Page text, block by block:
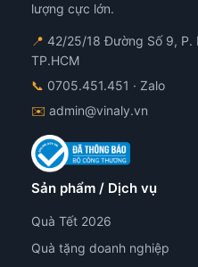
lượng cực lớn.
📍 42/25/18 Đường Số 9, P.
TP.HCM
📞 0705.451.451 · Zalo
✉️ admin@vinaly.vn
Sản phẩm / Dịch vụ
Quà Tết 2026
Quà tặng doanh nghiệp